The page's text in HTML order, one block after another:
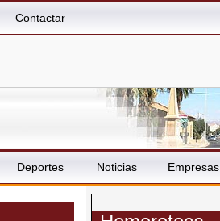
Contactar
Deportes Noticias Empresas